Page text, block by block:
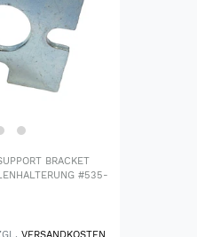
BRACKET
#535-